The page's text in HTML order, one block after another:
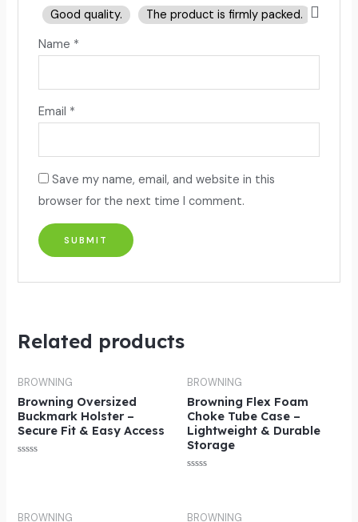
Good quality. The product is firmly packed.
Name *
Email *
Save my name, email, and website in this
browser for the next time I comment.
Related products
BROWNING
Browning Oversized
Buckmark Holster –
Secure Fit & Easy Access
BROWNING
Browning Flex Foam
Choke Tube Case –
Lightweight & Durable
Storage
5
BROWNING BROWNING